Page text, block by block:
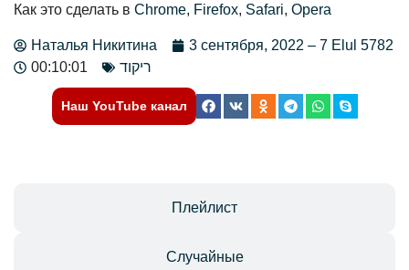
Как это сделать в Chrome, Firefox, Safari, Opera
Наталья Никитина
3 сентября, 2022 – 7 Elul 5782
00:10:01
ריקוד
Наш YouTube канал
Плейлист
Случайные